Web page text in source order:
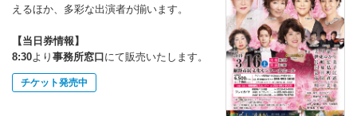
えるほか、多彩な出演者が揃います。
【当日券情報】
8:30より 事務所窓口 にて販売いたします。
チケット発売中